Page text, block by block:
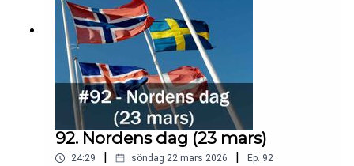
92. Nordens dag (23 mars)
24:29 | söndag 22 mars 2026 | Ep. 92